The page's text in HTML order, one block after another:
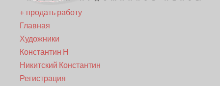
+ продать работу
Главная
Художники
Константин Н
Никитский Константин
Регистрация